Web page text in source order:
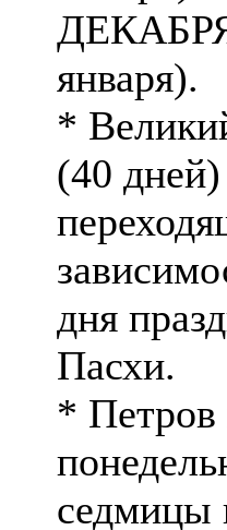
января).
*
(40
дня
Пасхи.
* Петров
седмицы